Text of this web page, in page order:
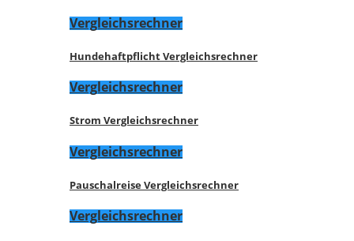
Vergleichsrechner
Hundehaftpflicht Vergleichsrechner
Vergleichsrechner
Strom Vergleichsrechner
Vergleichsrechner
Pauschalreise Vergleichsrechner
Vergleichsrechner